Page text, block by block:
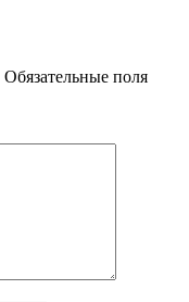
Обязательные поля